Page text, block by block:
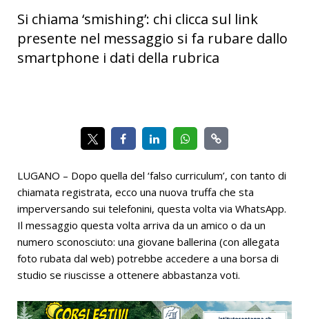
Si chiama ‘smishing’: chi clicca sul link
presente nel messaggio si fa rubare dallo
smartphone i dati della rubrica
LUGANO – Dopo quella del ‘falso curriculum’, con tanto di
chiamata registrata, ecco una nuova truffa che sta
imperversando sui telefonini, questa volta via WhatsApp.
Il messaggio questa volta arriva da un amico o da un
numero sconosciuto: una giovane ballerina (con allegata
foto rubata dal web) potrebbe accedere a una borsa di
studio se riuscisse a ottenere abbastanza voti.